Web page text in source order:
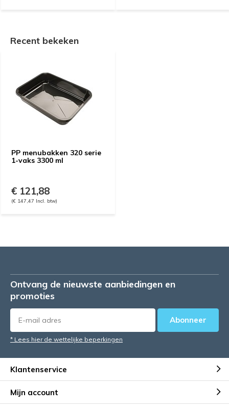
Recent bekeken
PP menubakken 320 serie
1-vaks 3300 ml
€ 121,88
(€ 147,47 Incl. btw)
Ontvang de nieuwste aanbiedingen en
promoties
Abonneer
* Lees hier de wettelijke beperkingen
Klantenservice
Mijn account